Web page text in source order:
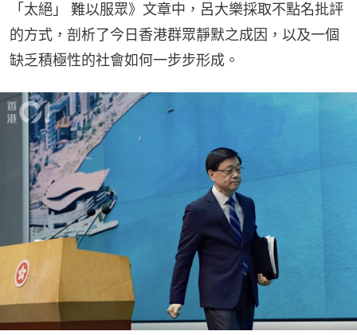
「太絕」 難以服眾》文章中，呂大樂採取不點名批評
的方式，剖析了今日香港群眾靜默之成因，以及一個
缺乏積極性的社會如何一步步形成。